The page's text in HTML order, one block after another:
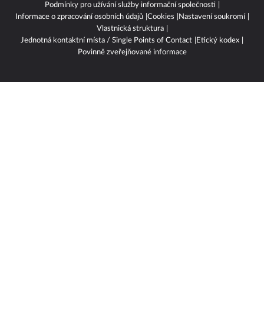
Podmínky pro užívání služby informační společnosti
Informace o zpracování osobních údajů Cookies
Nastavení soukromí
Vlastnická struktura
Jednotná kontaktní místa / Single Points of Contact
Etický kodex
Povinně zveřejňované informace